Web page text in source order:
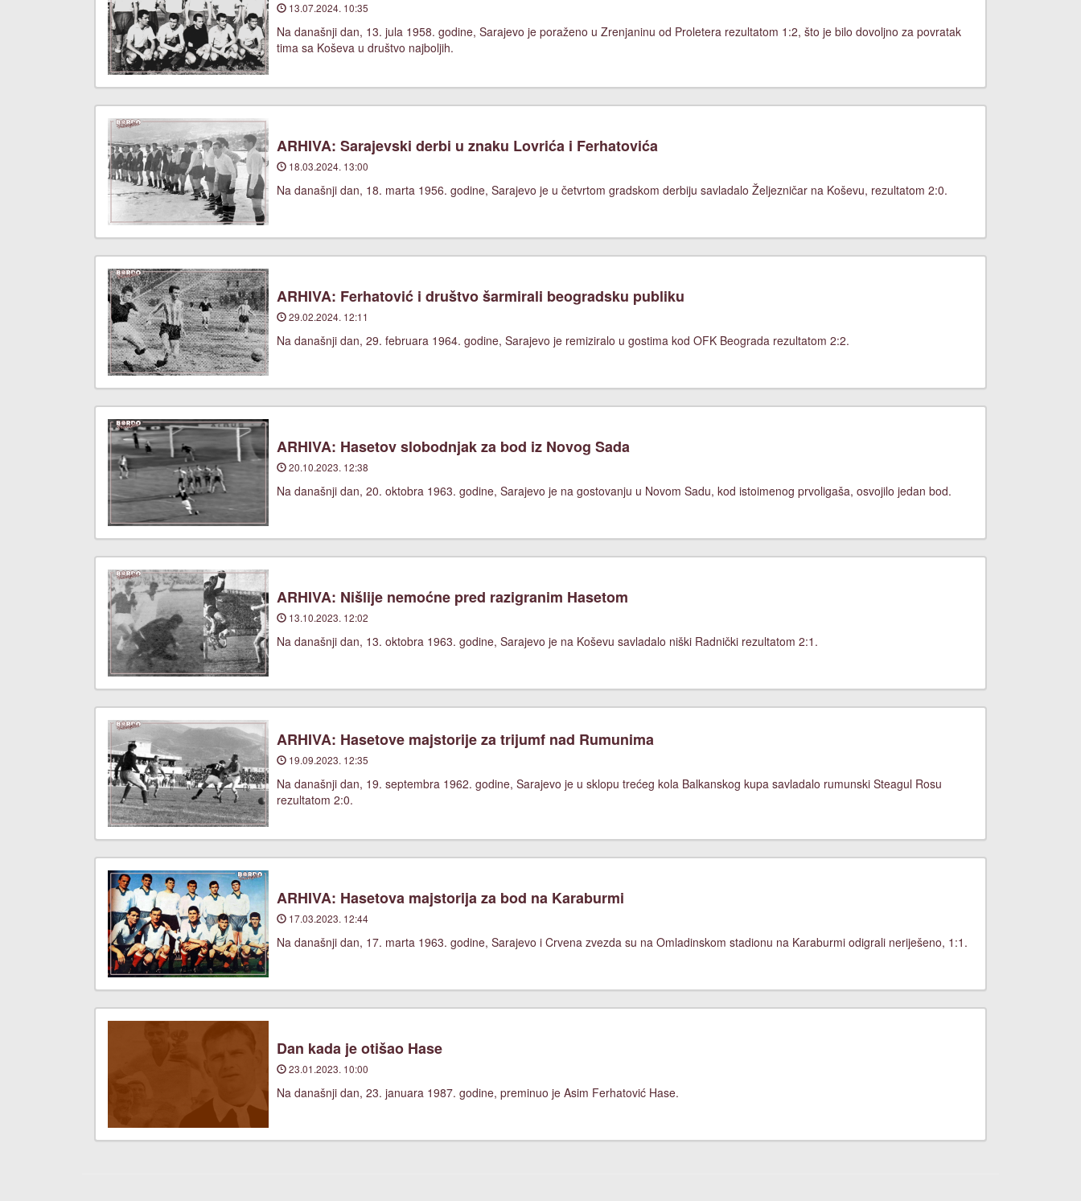
13.07.2024. 10:35
Na današnji dan, 13. jula 1958. godine, Sarajevo je poraženo u Zrenjaninu od Proletera rezultatom 1:2, što je bilo dovoljno za povratak
tima sa Koševa u društvo najboljih.
ARHIVA: Sarajevski derbi u znaku Lovrića i Ferhatovića
18.03.2024. 13:00
Na današnji dan, 18. marta 1956. godine, Sarajevo je u četvrtom gradskom derbiju savladalo Željezničar na Koševu, rezultatom 2:0.
ARHIVA: Ferhatović i društvo šarmirali beogradsku publiku
29.02.2024. 12:11
Na današnji dan, 29. februara 1964. godine, Sarajevo je remiziralo u gostima kod OFK Beograda rezultatom 2:2.
ARHIVA: Hasetov slobodnjak za bod iz Novog Sada
20.10.2023. 12:38
Na današnji dan, 20. oktobra 1963. godine, Sarajevo je na gostovanju u Novom Sadu, kod istoimenog prvoligaša, osvojilo jedan bod.
ARHIVA: Nišlije nemoćne pred razigranim Hasetom
13.10.2023. 12:02
Na današnji dan, 13. oktobra 1963. godine, Sarajevo je na Koševu savladalo niški Radnički rezultatom 2:1.
ARHIVA: Hasetove majstorije za trijumf nad Rumunima
19.09.2023. 12:35
Na današnji dan, 19. septembra 1962. godine, Sarajevo je u sklopu trećeg kola Balkanskog kupa savladalo rumunski Steagul Rosu
rezultatom 2:0.
ARHIVA: Hasetova majstorija za bod na Karaburmi
17.03.2023. 12:44
Na današnji dan, 17. marta 1963. godine, Sarajevo i Crvena zvezda su na Omladinskom stadionu na Karaburmi odigrali neriješeno, 1:1.
Dan kada je otišao Hase
23.01.2023. 10:00
Na današnji dan, 23. januara 1987. godine, preminuo je Asim Ferhatović Hase.